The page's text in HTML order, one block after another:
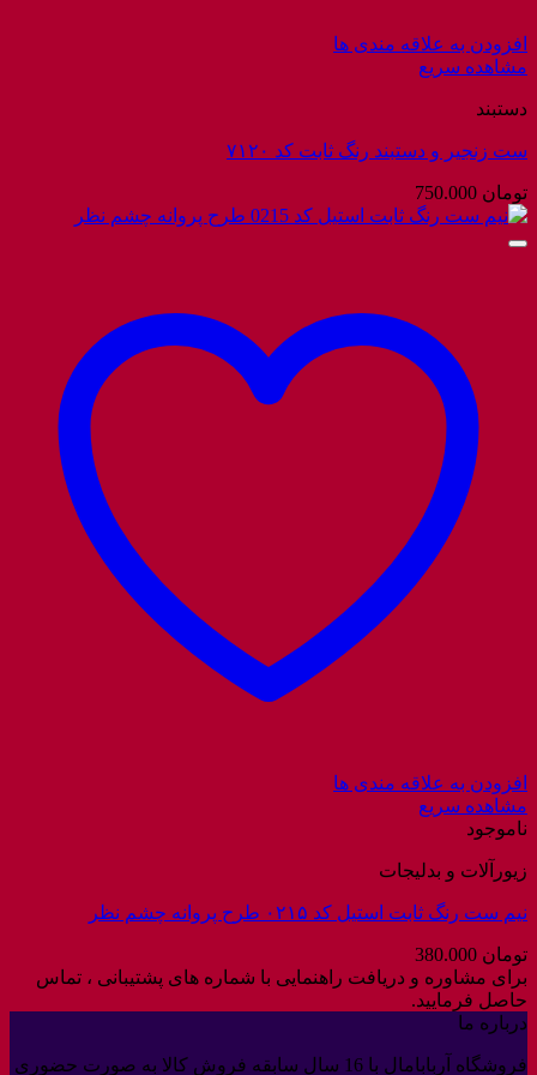
افزودن به علاقه مندی ها
مشاهده سریع
دستبند
ست زنجیر و دستبند رنگ ثابت کد ۷۱۲۰
تومان
افزودن به علاقه مندی ها
مشاهده سریع
ناموجود
زیورآلات و بدلیجات
نیم ست رنگ ثابت استیل کد ۰۲۱۵ طرح پروانه چشم نظر
تومان
برای مشاوره و دریافت راهنمایی با شماره های پشتیبانی ، تماس
حاصل فرمایید.
درباره ما
فروشگاه آربابامال با 16 سال سابقه فروش کالا به صورت حضوری